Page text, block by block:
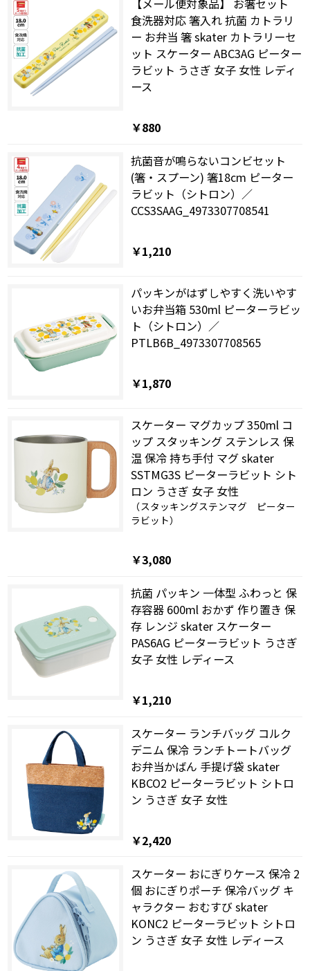
【メール便対象品】 お箸セット
食洗器対応 箸入れ 抗菌 カトラリ
ー お弁当 箸 skater カトラリーセ
ット スケーター ABC3AG ピーター
ラビット うさぎ 女子 女性 レディ
ース
￥880
抗菌音が鳴らないコンビセット
(箸・スプーン) 箸18cm ピーター
ラビット（シトロン）／
CCS3SAAG_4973307708541
￥1,210
パッキンがはずしやすく洗いやす
いお弁当箱 530ml ピーターラビッ
ト（シトロン）／
PTLB6B_4973307708565
￥1,870
スケーター マグカップ 350ml コ
ップ スタッキング ステンレス 保
温 保冷 持ち手付 マグ skater
SSTMG3S ピーターラビット シト
ロン うさぎ 女子 女性
（スタッキングステンマグ ピーター
ラビット）
￥3,080
抗菌 パッキン 一体型 ふわっと 保
存容器 600ml おかず 作り置き 保
存 レンジ skater スケーター
PAS6AG ピーターラビット うさぎ
女子 女性 レディース
￥1,210
スケーター ランチバッグ コルク
デニム 保冷 ランチトートバッグ
お弁当かばん 手提げ袋 skater
KBCO2 ピーターラビット シトロ
ン うさぎ 女子 女性
￥2,420
スケーター おにぎりケース 保冷 2
個 おにぎりポーチ 保冷バッグ キ
ャラクター おむすび skater
KONC2 ピーターラビット シトロ
ン うさぎ 女子 女性 レディース